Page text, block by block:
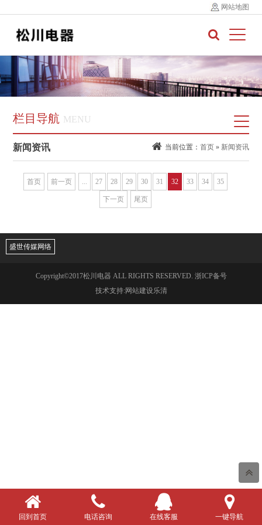
网站地图
栏目导航 MENU
新闻资讯 当前位置： 首页 » 新闻资讯
首页 前一页 ... 27 28 29 30 31 32 33 34 35
下一页 尾页
盛世传媒网络
Copyright©2017松川电器 ALL RIGHTS RESERVED. 浙ICP备号
技术支持:网站建设乐清
回到首页 电话咨询 在线客服 一键导航